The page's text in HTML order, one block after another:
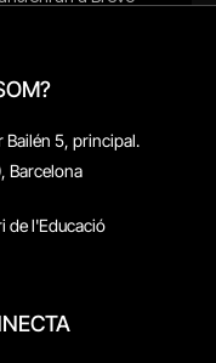
Bailén 5, principal.
Barcelona
de l'Educació